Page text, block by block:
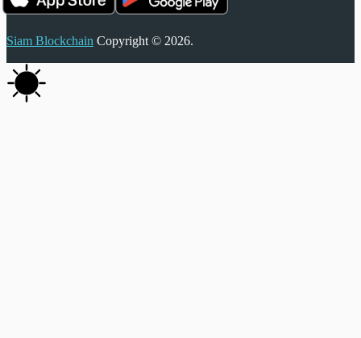
Siam Blockchain Copyright © 2026.